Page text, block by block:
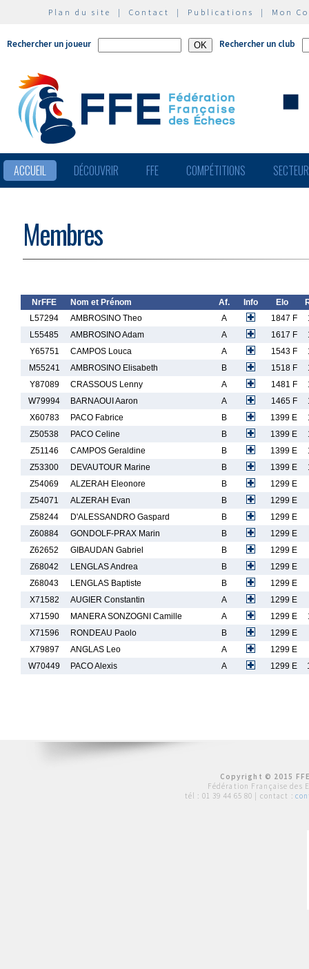
Plan du site | Contact | Publications | Mon
Rechercher un joueur Rechercher un club
ACCUEIL DÉCOUVRIR FFE COMPÉTITIONS
Membres
NrFFE Nom et Prénom Af. Info Elo
L57294
AMBROSINO Theo A 1847 F
L55485
AMBROSINO Adam A 1617 F
Y65751
CAMPOS Louca A 1543 F
M55241
AMBROSINO Elisabeth B 1518 F
Y87089
CRASSOUS Lenny A 1481 F
W79994
BARNAOUI Aaron A 1465 F
X60783
PACO Fabrice B 1399 E
Z50538
PACO Celine B 1399 E
Z51146
CAMPOS Geraldine B 1399 E
Z53300
DEVAUTOUR Marine B 1399 E
Z54069
ALZERAH Eleonore B
1299 E
Z54071
ALZERAH Evan B
1299 E
Z58244
D'ALESSANDRO Gaspard B
1299 E
Z60884
GONDOLF-PRAX Marin B
1299 E
Z62652
GIBAUDAN Gabriel B
1299 E
Z68042
LENGLAS Andrea B
1299 E
Z68043
LENGLAS Baptiste B
1299 E
X71582
AUGIER Constantin A
1299 E
X71590
MANERA SONZOGNI Camille A 1299 E
X71596
RONDEAU Paolo B
1299 E
X79897
ANGLAS Leo A
1299 E
W70449
PACO Alexis A 1299 E
Copyright © 2015
Fédération Française des
tél : 01 39 44 65 80 | contact :